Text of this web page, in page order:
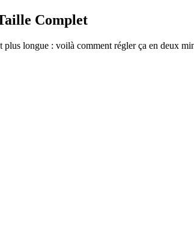
Complet
longue : voilà comment régler ça en deux